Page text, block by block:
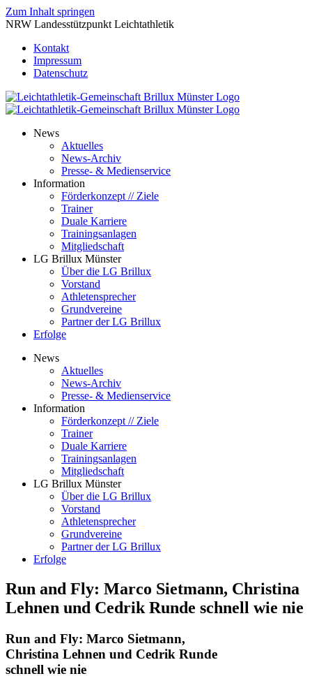
Zum Inhalt springen
NRW Landesstützpunkt Leichtathletik
Kontakt
Impressum
Datenschutz
News
Aktuelles
News-Archiv
Presse- & Medienservice
Information
Förderkonzept // Ziele
Trainer
Duale Karriere
Trainingsanlagen
Mitgliedschaft
LG Brillux Münster
Über die LG Brillux
Vorstand
Athletensprecher
Grundvereine
Partner der LG Brillux
Erfolge
News
Aktuelles
News-Archiv
Presse- & Medienservice
Information
Förderkonzept // Ziele
Trainer
Duale Karriere
Trainingsanlagen
Mitgliedschaft
LG Brillux Münster
Über die LG Brillux
Vorstand
Athletensprecher
Grundvereine
Partner der LG Brillux
Erfolge
Run and Fly: Marco Sietmann, Christina
Lehnen und Cedrik Runde schnell wie nie
Run and Fly: Marco Sietmann,
Christina Lehnen und Cedrik Runde
schnell wie nie